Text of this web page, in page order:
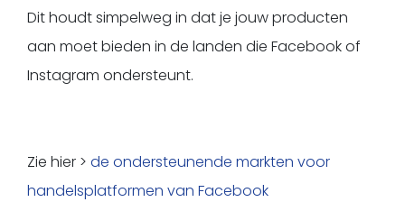
Dit houdt simpelweg in dat je jouw producten
aan moet bieden in de landen die Facebook of
Instagram ondersteunt.
Zie hier > de ondersteunende markten voor
handelsplatformen van Facebook